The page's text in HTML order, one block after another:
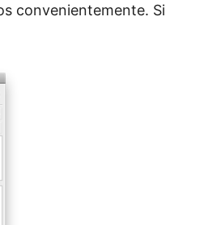
convenientemente. Si